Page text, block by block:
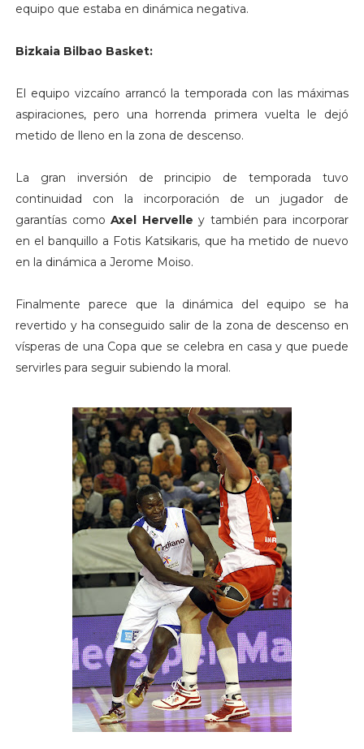
equipo que estaba en dinámica negativa.
Bizkaia Bilbao Basket:
El equipo vizcaíno arrancó la temporada con las máximas
aspiraciones, pero una horrenda primera vuelta le dejó
metido de lleno en la zona de descenso.
La gran inversión de principio de temporada tuvo
continuidad con la incorporación de un jugador de
garantías comoAxel Hervelle y también para incorporar
en el banquillo a Fotis Katsikaris, que ha metido de nuevo
en la dinámica a Jerome Moiso.
Finalmente parece que la dinámica del equipo se ha
revertido y ha conseguido salir de la zona de descenso en
vísperas de una Copa que se celebra en casa y que puede
servirles para seguir subiendo la moral.